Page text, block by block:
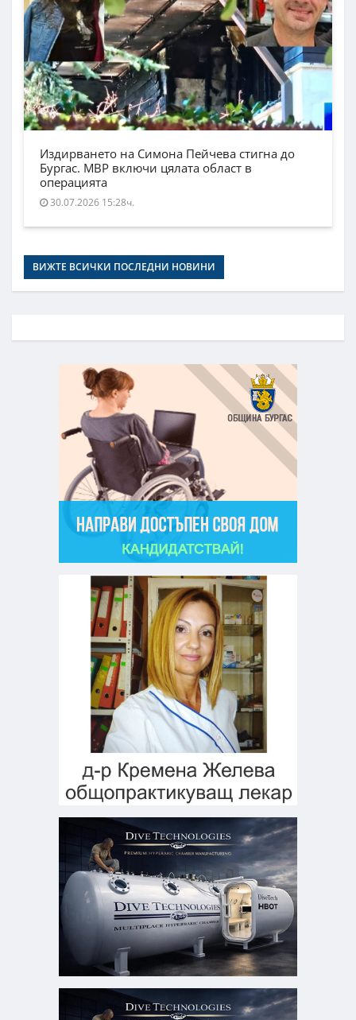
Издирването на Симона Пейчева стигна до
Бургас. МВР включи цялата област в
операцията
30.07.2026 15:28ч.
ВИЖТЕ ВСИЧКИ ПОСЛЕДНИ НОВИНИ